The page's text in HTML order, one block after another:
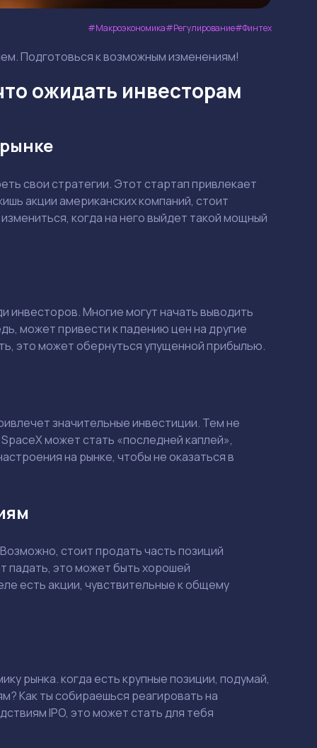
Макроэкономика Регулирование Финтех
Подготовься к возможным изменениям!
ожидать инвесторам
свои стратегии. Этот стартап привлекает
акции американских компаний, стоит
когда на него выйдет такой мощный
инвесторов. Многие могут начать выводить
может привести к падению цен на другие
это может обернуться упущенной прибылью.
значительные инвестиции. Тем не
может стать «последней каплей»,
на рынке, чтобы не оказаться в
стоит продать часть позиций
падать, это может быть хорошей
есть акции, чувствительные к общему
рынка. когда есть крупные позиции, подумай,
Как ты собираешься реагировать на
IPO, это может стать для тебя